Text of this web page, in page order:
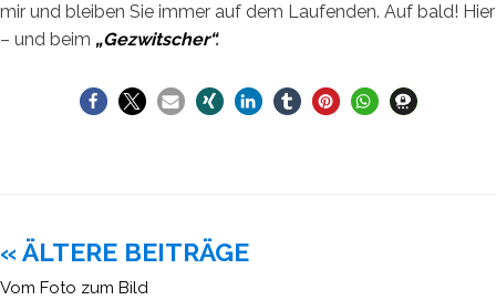
mir und bleiben Sie immer auf dem Laufenden. Auf bald! Hier
– und beim „Gezwitscher“.
Beitragsnavigation
« ÄLTERE BEITRÄGE
Vom Foto zum Bild